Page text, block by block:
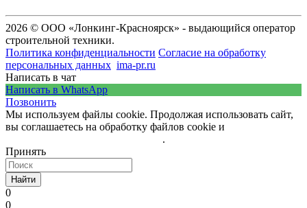
2026 © ООО «Лонкинг-Красноярск» - выдающийся оператор
строительной техники.
Политика конфиденциальности Согласие на обработку
персональных данных ima-pr.ru
Написать в чат
Написать в WhatsApp
Позвонить
Мы используем файлы cookie. Продолжая использовать сайт,
вы соглашаетесь на обработку файлов cookie и
.
Принять
Найти
0
0